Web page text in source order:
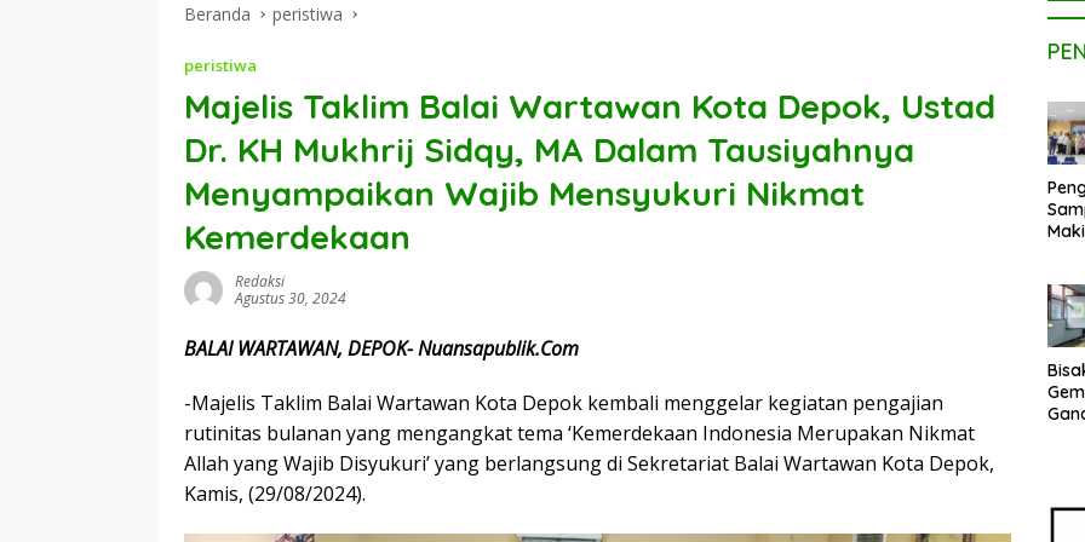
Beranda peristiwa
peristiwa
Majelis Taklim Balai Wartawan Kota Depok, Ustad
Dr. KH Mukhrij Sidqy, MA Dalam Tausiyahnya
Menyampaikan Wajib Mensyukuri Nikmat
Kemerdekaan
Redaksi
Agustus 30, 2024
BALAI WARTAWAN, DEPOK- Nuansapublik.Com
-Majelis Taklim Balai Wartawan Kota Depok kembali menggelar kegiatan pengajian
rutinitas bulanan yang mengangkat tema ‘Kemerdekaan Indonesia Merupakan Nikmat
Allah yang Wajib Disyukuri’ yang berlangsung di Sekretariat Balai Wartawan Kota Depok,
Kamis, (29/08/2024).